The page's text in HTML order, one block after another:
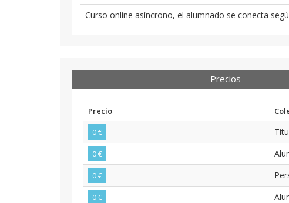
Curso online asíncrono, el alumnado se conecta
Precios
Precio
0 €
0 €
0 €
0 €